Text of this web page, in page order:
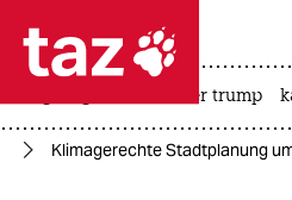
 taz zahl
taz zahl ich
usa unter trump
Klimagerechte Stadtplanung